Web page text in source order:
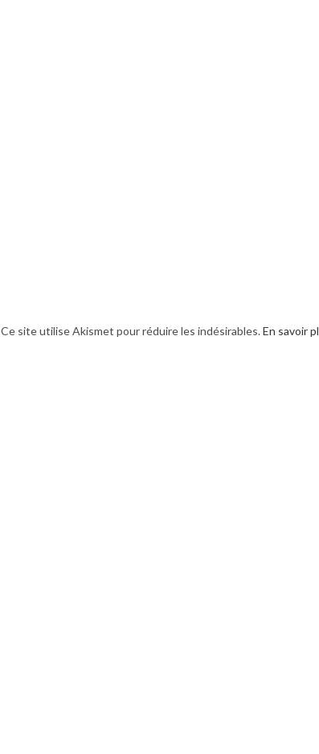
Ce site utilise Akismet pour réduire les indésirables.En savoir